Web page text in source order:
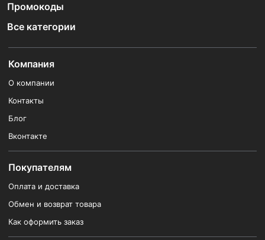
Промокоды
Все категории
Компания
О компании
Контакты
Блог
Вконтакте
Покупателям
Оплата и доставка
Обмен и возврат товара
Как оформить заказ